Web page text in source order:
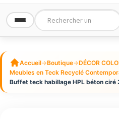
Accueil→Boutique→DÉCOR
Meubles en Teck Recyclé
Buffet teck habillage HPL béton ciré